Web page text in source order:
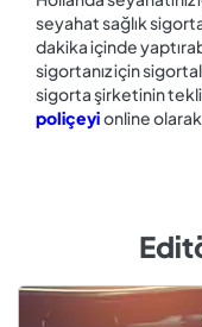
seyahat sağlık
dakika içinde
sigortanız için
sigorta şirketinin
poliçeyionline olarak